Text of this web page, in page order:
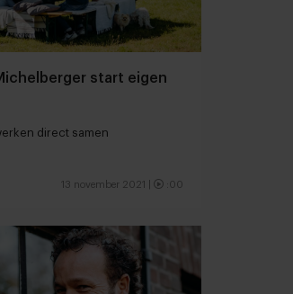
start eigen
direct samen
13 november 2021 :00